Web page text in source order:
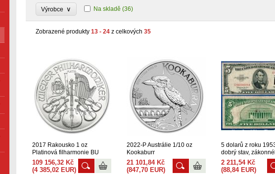
Výrobce ∨ Na skladě (36)
Zobrazené produkty 13 - 24 z celkových 35
2017 Rakousko 1 oz
Platinová filharmonie BU
109 156,32 Kč
(4 385,02 EUR)
2022-P Austrálie 1/10 oz
Kookaburr
21 101,84 Kč
(847,70 EUR)
5 dolarů z roku
dobrý stav,
platidla s červenou
2 211,54 Kč
(88,84 EUR)